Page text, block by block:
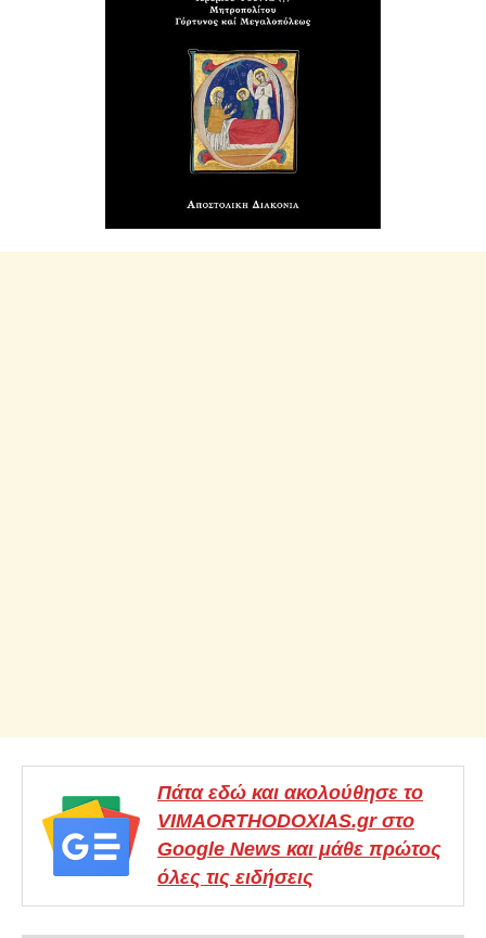
Πάτα εδώ και ακολούθησε το
VIMAORTHODOXIAS.gr στο
Google News και μάθε πρώτος
όλες τις ειδήσεις